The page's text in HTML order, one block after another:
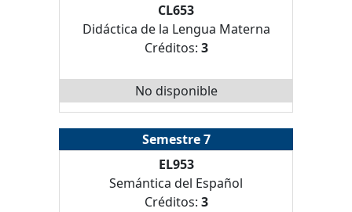
CL653
Didáctica de la Lengua Materna
Créditos: 3
No disponible
Semestre 7
EL953
Semántica del Español
Créditos: 3